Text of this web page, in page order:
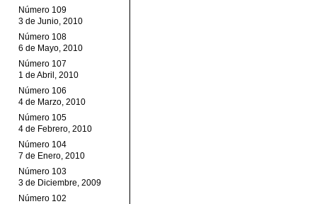
Número 109
3 de Junio, 2010
Número 108
6 de Mayo, 2010
Número 107
1 de Abril, 2010
Número 106
4 de Marzo, 2010
Número 105
4 de Febrero, 2010
Número 104
7 de Enero, 2010
Número 103
3 de Diciembre, 2009
Número 102